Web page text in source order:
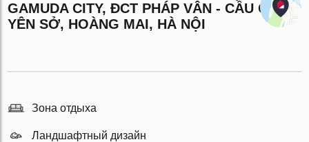
GAMUDA CITY, ĐCT PHÁP VÂN - CẦU GIẼ,
YÊN SỞ, HOÀNG MAI, HÀ NỘI
Зона отдыха
Ландшафтный дизайн